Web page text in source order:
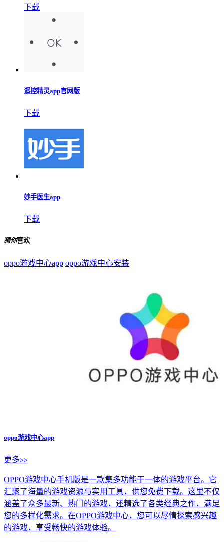
下载
遥控精灵app官网版
下载
妙手医生app
下载
猜你喜欢
oppo游戏中心app oppo游戏中心安装
oppo游戏中心app
更多▹▹
OPPO游戏中心手机版是一款集多功能于一体的游戏平台。它
汇聚了海量的游戏资源与实用工具，供您免费下载。这里不仅
涵盖了众多最新、热门的游戏，还精选了各类经典之作，满足
您的多样化需求。在OPPO游戏中心，您可以尽情探索感兴趣
的游戏，享受畅快的游戏体验。